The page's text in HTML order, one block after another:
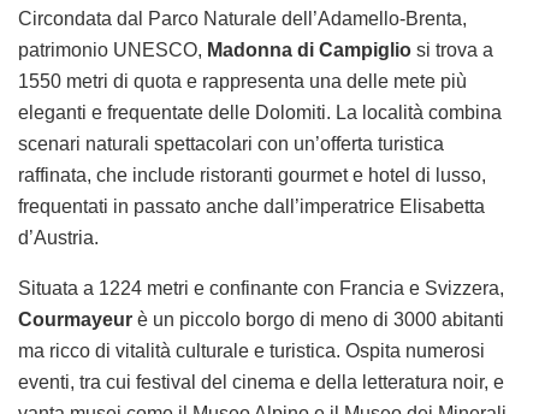
Circondata dal Parco Naturale dell’Adamello-Brenta,
patrimonio UNESCO, Madonna di Campiglio si trova a
1550 metri di quota e rappresenta una delle mete più
eleganti e frequentate delle Dolomiti. La località combina
scenari naturali spettacolari con un’offerta turistica
raffinata, che include ristoranti gourmet e hotel di lusso,
frequentati in passato anche dall’imperatrice Elisabetta
d’Austria.
Situata a 1224 metri e confinante con Francia e Svizzera,
Courmayeur è un piccolo borgo di meno di 3000 abitanti
ma ricco di vitalità culturale e turistica. Ospita numerosi
eventi, tra cui festival del cinema e della letteratura noir, e